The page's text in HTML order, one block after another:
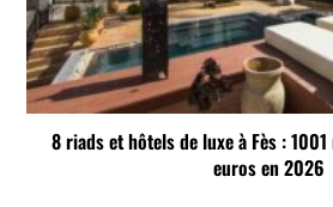
8 riads et hôtels de luxe à Fès :
euros en 2026